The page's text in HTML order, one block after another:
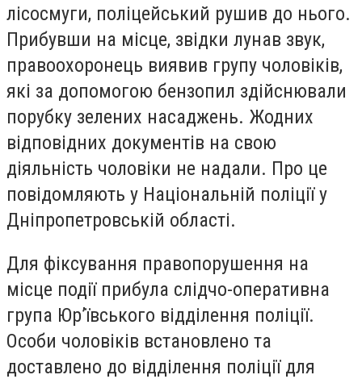
лісосмуги, поліцейський рушив до нього.
Прибувши на місце, звідки лунав звук,
правоохоронець виявив групу чоловіків,
які за допомогою бензопил здійснювали
порубку зелених насаджень. Жодних
відповідних документів на свою
діяльність чоловіки не надали. Про це
повідомляють у Національній поліції у
Дніпропетровській області.
Для фіксування правопорушення на
місце події прибула слідчо-оперативна
група Юр’ївського відділення поліції.
Особи чоловіків встановлено та
доставлено до відділення поліції для